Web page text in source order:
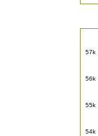
54k
55k
56k
57k